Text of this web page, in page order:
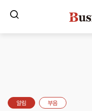
알림 부음